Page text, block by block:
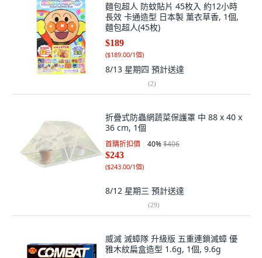
麵包超人 防蚊貼片 45枚入 約12小時
長效 卡通造型 日本製 薰衣草香, 1個,
麵包超人(45枚)
$189
($189.00/1個)
8/13 星期四 預計送達
(2)
折疊式防蟲網蔬菜保護罩 中 88 x 40 x
36 cm, 1個
首購折扣價 40%$406
$243
($243.00/1個)
8/12 星期三 預計送達
(29)
威滅 滅蟑隊 升級版 五重連鎖滅蟑 優
雅木紋扁盒造型 1.6g, 1個, 9.6g